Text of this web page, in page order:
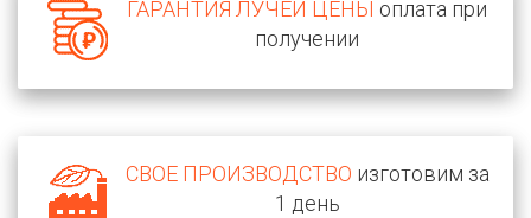
ГАРАНТИЯ ЛУЧЕЙ ЦЕНЫ оплата при
получении
СВОЕ ПРОИЗВОДСТВО изготовим за
1 день